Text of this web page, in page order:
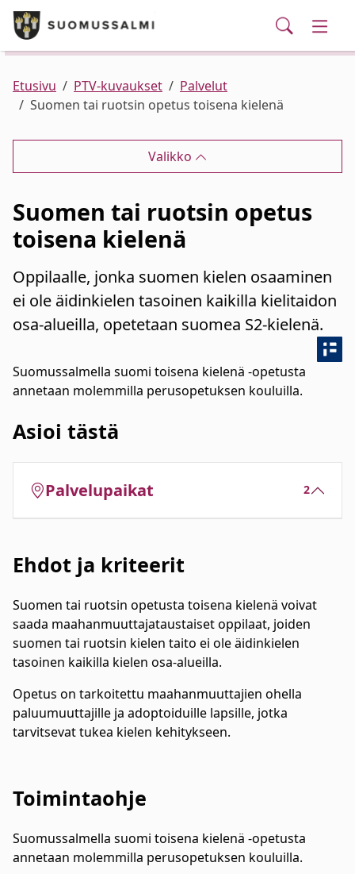
Siirry pääsisältöön
Puhelinluettelo/yhteystiedot
Palvelut
Ajankohtaista
Verkkokauppa
Haku
Kunta ja hallinto
Asuminen ja ympäristö
Elinvoima
Kulttuuri, vapaa-aika ja nuoret
Etusivu PTV-kuvaukset
Palvelut
Suomen tai ruotsin opetus toisena kielenä
Valikko
Suomen tai ruotsin opetus
toisena kielenä
Oppilaalle, jonka suomen kielen osaaminen
ei ole äidinkielen tasoinen kaikilla kielitaidon
osa-alueilla, opetetaan suomea S2-kielenä.
Suomussalmella suomi toisena kielenä -opetusta
annetaan molemmilla perusopetuksen kouluilla.
Asioi tästä
Palvelupaikat 2
Ehdot ja kriteerit
Suomen tai ruotsin opetusta toisena kielenä voivat
saada maahanmuuttajataustaiset oppilaat, joiden
suomen tai ruotsin kielen taito ei ole äidinkielen
tasoinen kaikilla kielen osa-alueilla.
Opetus on tarkoitettu maahanmuuttajien ohella
paluumuuttajille ja adoptoiduille lapsille, jotka
tarvitsevat tukea kielen kehitykseen.
Toimintaohje
Suomussalmella suomi toisena kielenä -opetusta
annetaan molemmilla perusopetuksen kouluilla.